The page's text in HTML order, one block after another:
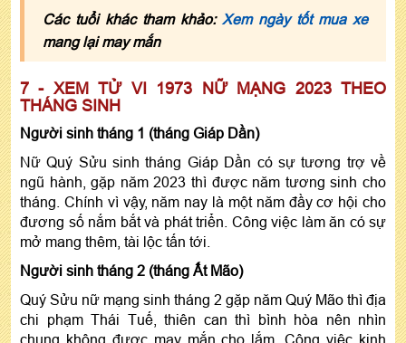
Các tuổi khác tham khảo: Xem ngày tốt mua xe
mang lại may mắn
7 - XEM TỬ VI 1973 NỮ MẠNG 2023 THEO
THÁNG SINH
Người sinh tháng 1 (tháng Giáp Dần)
Nữ Quý Sửu sinh tháng Giáp Dần có sự tương trợ về
ngũ hành, gặp năm 2023 thì được năm tương sinh cho
tháng. Chính vì vậy, năm nay là một năm đầy cơ hội cho
đương số nắm bắt và phát triển. Công việc làm ăn có sự
mở mang thêm, tài lộc tấn tới.
Người sinh tháng 2 (tháng Ất Mão)
Quý Sửu nữ mạng sinh tháng 2 gặp năm Quý Mão thì địa
chi phạm Thái Tuế, thiên can thì bình hòa nên nhìn
chung không được may mắn cho lắm. Công việc kinh